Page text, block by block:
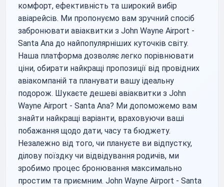
комфорт, ефективність та широкий вибір
авіарейсів. Ми пропонуємо вам зручний спосіб
забронювати авіаквитки з John Wayne Airport -
Santa Ana до найпопулярніших куточків світу.
Наша платформа дозволяє легко порівнювати
ціни, обирати найкращі пропозиції від провідних
авіакомпаній та планувати вашу ідеальну
подорож. Шукаєте дешеві авіаквитки з John
Wayne Airport - Santa Ana? Ми допоможемо вам
знайти найкращі варіанти, враховуючи ваші
побажання щодо дати, часу та бюджету.
Незалежно від того, чи плануєте ви відпустку,
ділову поїздку чи відвідування родичів, ми
зробимо процес бронювання максимально
простим та приємним. John Wayne Airport - Santa